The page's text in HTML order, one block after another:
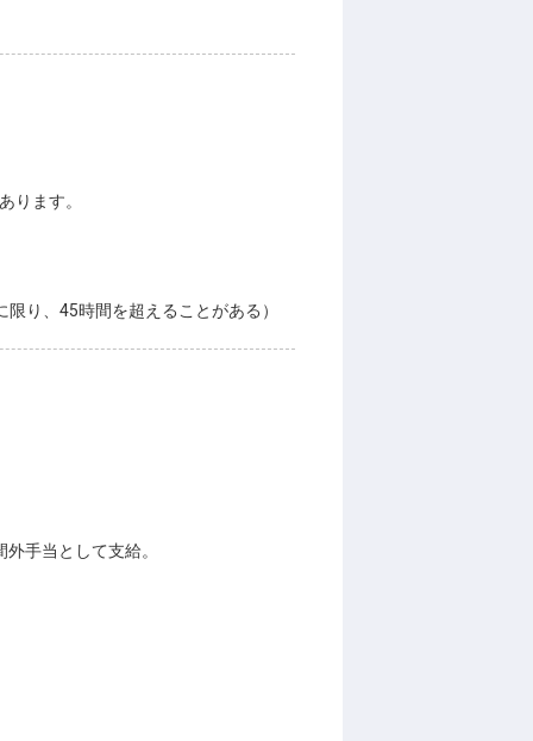
ります。
り、45時間を超えることがある）
手当として支給。